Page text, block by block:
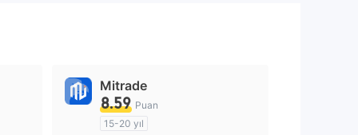
Mitrade
8.59 Puan
15-20 yıl